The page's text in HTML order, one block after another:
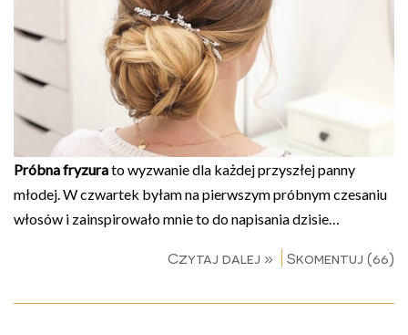
Próbna fryzurato wyzwanie dla każdej przyszłej panny
młodej. W czwartek byłam na pierwszym próbnym czesaniu
włosów i zainspirowało mnie to do napisania dzisie…
Czytaj dalej » Skomentuj (66)